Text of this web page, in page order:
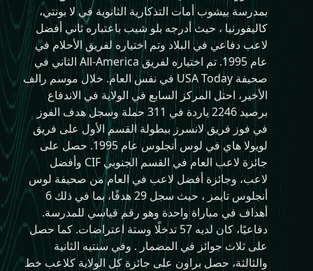
بمدرسة بيشوب أمات التذكارية الثانوية في لا بونتي،
كاليفورنيا ، حيث أدرجه بلو شيب باعتباره ثاني أفضل
لاعب دفاعي في البلاد وتم اختياره لفريق الأحلام في
عام 1995. تم اختياره لفريق All-America الثاني في
صحيفة USA Today في نفس العام. خلال موسم رالف
الأخير، احتل المركز السابع في الولاية في الاندفاع
برصيد 2246 ياردة في 311 حملة وسجل هدف الفوز
في فوز فريق لانسرز ببطولة القسم الأول على فريق
لويولا هاي في لوس أنجلوس عام 1995. حصل على
جائزة لاعب العام في القسم الجنوبي CIF وأفضل
لاعب، وجائزة أفضل لاعب في العام من صحيفة لوس
أنجلوس تايمز ، حيث سجل 29 هدفًا، بما في ذلك 6
أهداف في مباراة واحدة وهو رقم قياسي للمدرسة.
دفاعيًا، كان لديه 57 تدخلًا وستة اعتراضات. كما حصل
على ثلاث جوائز في المضمار . وفي سنتيه الثانية
والثالثة، حصل براون على جائزة كل الولاية كلاعب خط